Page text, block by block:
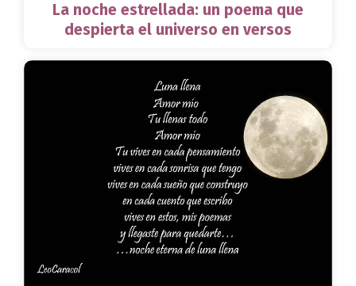
La noche estrellada: un poema que
despierta el universo en versos